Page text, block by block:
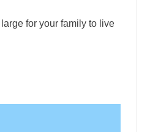
for your family to live